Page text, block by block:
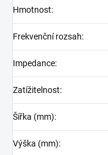
Hmotnost:
Frekvenční rozsah:
Impedance:
Zatížitelnost:
Šířka (mm):
Výška (mm):